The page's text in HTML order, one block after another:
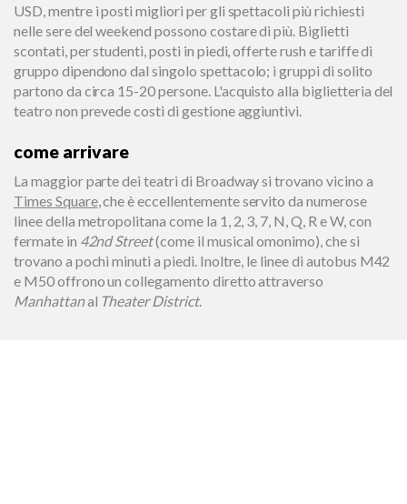
USD, mentre i posti migliori per gli spettacoli più richiesti
nelle sere del weekend possono costare di più. Biglietti
scontati, per studenti, posti in piedi, offerte rush e tariffe di
gruppo dipendono dal singolo spettacolo; i gruppi di solito
partono da circa 15-20 persone. L'acquisto alla biglietteria del
teatro non prevede costi di gestione aggiuntivi.
come arrivare
La maggior parte dei teatri di Broadway si trovano vicino a
Times Square, che è eccellentemente servito da numerose
linee della metropolitana come la 1, 2, 3, 7, N, Q, R e W, con
fermate in 42nd Street(come il musical omonimo), che si
trovano a pochi minuti a piedi. Inoltre, le linee di autobus M42
e M50 offrono un collegamento diretto attraverso
Manhattanal Theater District.